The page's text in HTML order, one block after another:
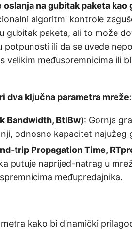
oslanja na gubitak paketa kao
algoritmi kontrole
gubitak paketa, ali to može
ili da se uvede
velikim međuspremnicima ili
dva ključna parametra mreže:
Bandwidth, BtlBw): Gornja
odnosno kapacitet najužeg
trip Propagation Time,
putuje naprijed-natrag u
međupredajnika.
kako bi dinamički